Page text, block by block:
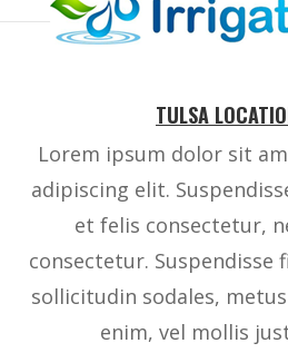
TULSA
Lorem ipsum dolor sit
adipiscing elit.
et felis consectetur,
consectetur. Suspendisse
sollicitudin sodales,
enim, vel mollis